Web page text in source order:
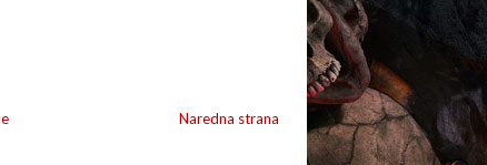
Naredna strana